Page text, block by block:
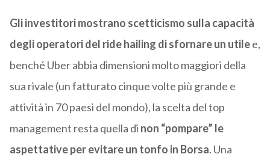
Gli investitori mostrano scetticismo sulla capacità
degli operatori del ride hailing di sfornare un utilee,
benché Uber abbia dimensioni molto maggiori della
sua rivale (un fatturato cinque volte più grande e
attività in 70 paesi del mondo), la scelta del top
management resta quella di non “pompare” le
aspettative per evitare un tonfo in Borsa. Una